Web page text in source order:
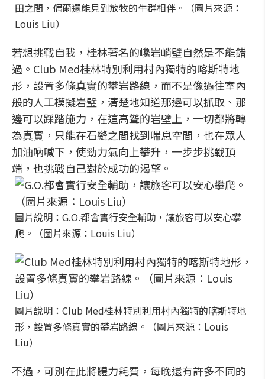
田之間，偶爾還能見到放牧的牛群相伴。（圖片來源：
Louis Liu）
若想挑戰自我，桂林著名的巉岩峭壁自然是不能錯
過。Club Med桂林特別利用村內獨特的喀斯特地
形，設置多條真實的攀岩路線，而不是像過往室內
般的人工模擬岩璧，清楚地知道那邊可以抓取、那
邊可以踩踏施力，在這高聳的岩壁上，一切都將轉
為真實，只能在石縫之間找到喘息空間，也在眾人
加油吶喊下，使勁力氣向上攀升，一步步挑戰頂
端，也挑戰自己對於成功的渴望。
圖片說明：G.O.都會實行安全輔助，讓旅客可以安心攀
爬。（圖片來源：Louis Liu）
圖片說明：Club Med桂林特別利用村內獨特的喀斯特地
形，設置多條真實的攀岩路線。（圖片來源：Louis
Liu）
不過，可別在此將體力耗費，每晚還有許多不同的